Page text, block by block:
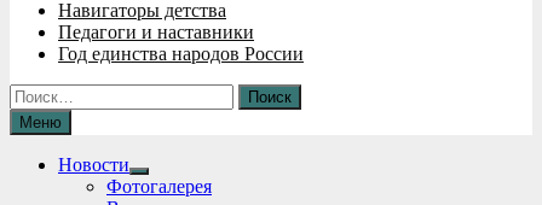
Навигаторы детства
Педагоги и наставники
Год единства народов России
Найти:
Меню
Новости
Show
sub
Фотогалерея